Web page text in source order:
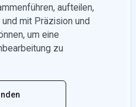
aufteilen,
mit Präzision und
um eine
zu